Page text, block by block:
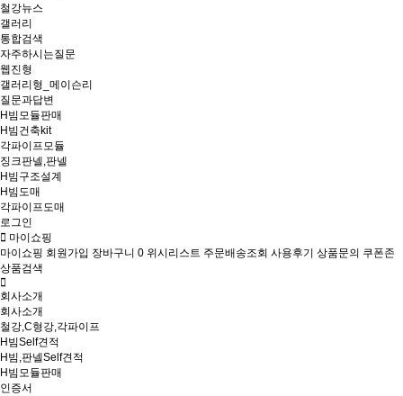
철강뉴스
갤러리
통합검색
자주하시는질문
웹진형
갤러리형_메이슨리
질문과답변
H빔모듈판매
H빔건축kit
각파이프모듈
징크판넬,판넬
H빔구조설계
H빔도매
각파이프도매
로그인
마이쇼핑
마이쇼핑 회원가입 장바구니 0 위시리스트 주문배송조회 사용후기 상품문의 쿠폰존
상품검색
회사소개
회사소개
철강,C형강,각파이프
H빔Self견적
H빔,판넬Self견적
H빔모듈판매
인증서